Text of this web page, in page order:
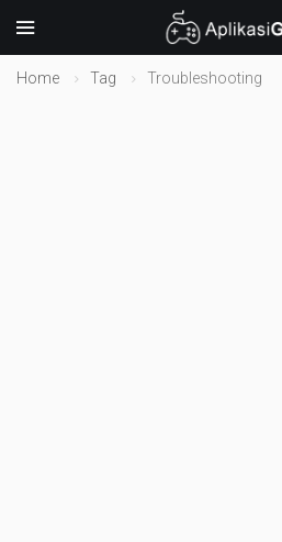
Home Tag Troubleshooting